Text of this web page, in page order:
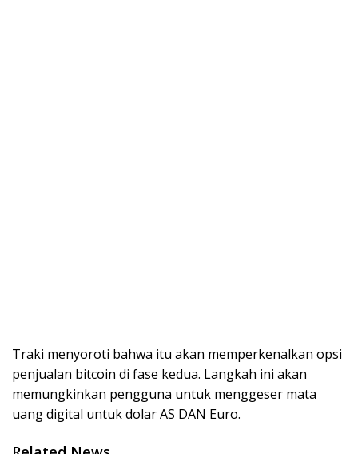
Traki menyoroti bahwa itu akan memperkenalkan opsi
penjualan bitcoin di fase kedua. Langkah ini akan
memungkinkan pengguna untuk menggeser mata
uang digital untuk dolar AS DAN Euro.